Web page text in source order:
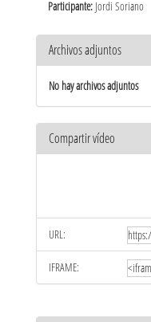
Participante: Jordi Soriano
Archivos adjuntos
No hay archivos adjuntos
Compartir vídeo
URL:
IFRAME: